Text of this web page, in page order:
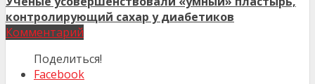
контролирующий сахар у диабетиков
Комментарий
Поделиться!
Facebook